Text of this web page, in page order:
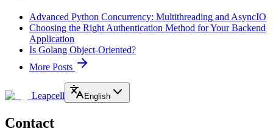
Advanced Python Concurrency: Multithreading and AsyncIO
Choosing the Right Authentication Method for Your Backend
Application
Is Golang Object-Oriented?
More Posts
Leapcell English
Contact